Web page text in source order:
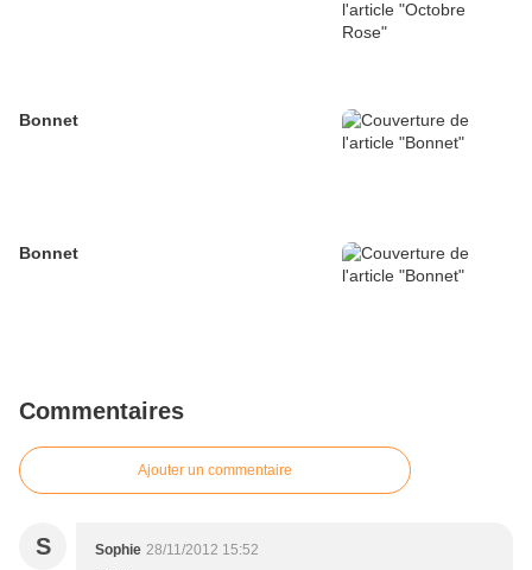
Bonnet
Bonnet
Commentaires
Ajouter un commentaire
S Sophie 28/11/2012 15:52